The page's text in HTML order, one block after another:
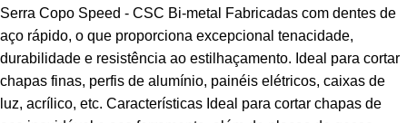
Serra Copo Speed - CSC Bi-metal Fabricadas com dentes de
aço rápido, o que proporciona excepcional tenacidade,
durabilidade e resistência ao estilhaçamento. Ideal para cortar
chapas finas, perfis de alumínio, painéis elétricos, caixas de
luz, acrílico, etc. Características Ideal para cortar chapas de